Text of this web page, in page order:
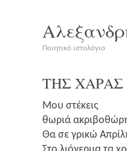
Ποιητικό ιστολόγιο
ΤΗΣΧΑΡΑΣ
Μου στέ­κεις
θωριά
Θα σε γρι­κώ